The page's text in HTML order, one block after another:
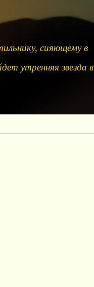
сияющему в
утренняя звезда в